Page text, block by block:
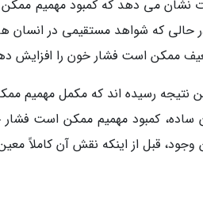
نشان می دهد که کمبود مهمیم
حالی که شواهد مستقیمی در انسان
ممکن است فشار خون را افزایش
نتیجه رسیده اند که مکمل مهمیم
ساده، کمبود مهمیم ممکن است
قبل از اینکه نقش آن کاملاً